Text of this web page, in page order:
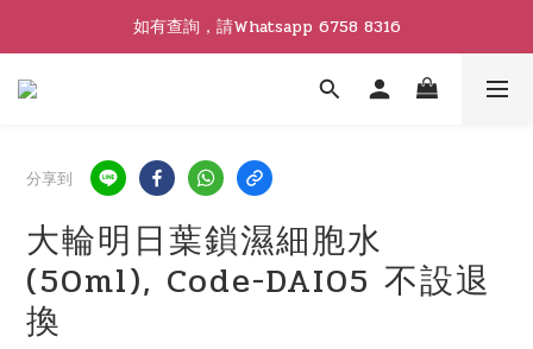
如有查詢，請Whatsapp 6758 8316
分享到
大輪明日葉鎖濕細胞水
(50ml), Code-DAI05 不設退
換